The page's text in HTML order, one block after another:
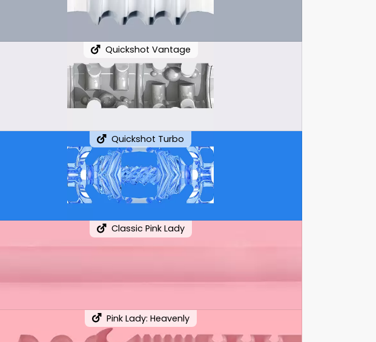
Quickshot Vantage
Quickshot Turbo
Classic Pink Lady
Pink Lady: Heavenly